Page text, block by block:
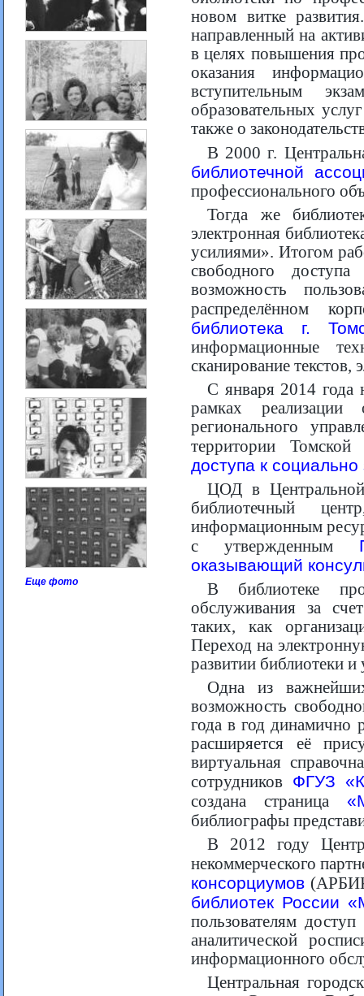
Еще фото
новом витке
направленный на
в целях повышения
оказания
вступительным
образовательных
также о
В 2000 г.
библиотечной
профессионального
Тогда же
электронная
усилиями». Итогом
свободного
возможность
распределённом
библиотека г.
информационные
сканирование текстов,
С января 2014 года
рамках реализации
регионального
территории
доступа к
ЦОД в
библиотечный
информационным
с утвержденным
оказывающий
В библиотеке
обслуживания за
таких, как
Переход на
развитии библиотеки
Одна из
возможность
года в год динамично
расширяется её
виртуальная
сотрудников ФГУЗ
создана страница
библиографы
В 2012 году
некоммерческого
консорциумов
библиотек России
пользователям
аналитической
информационного
Центральная